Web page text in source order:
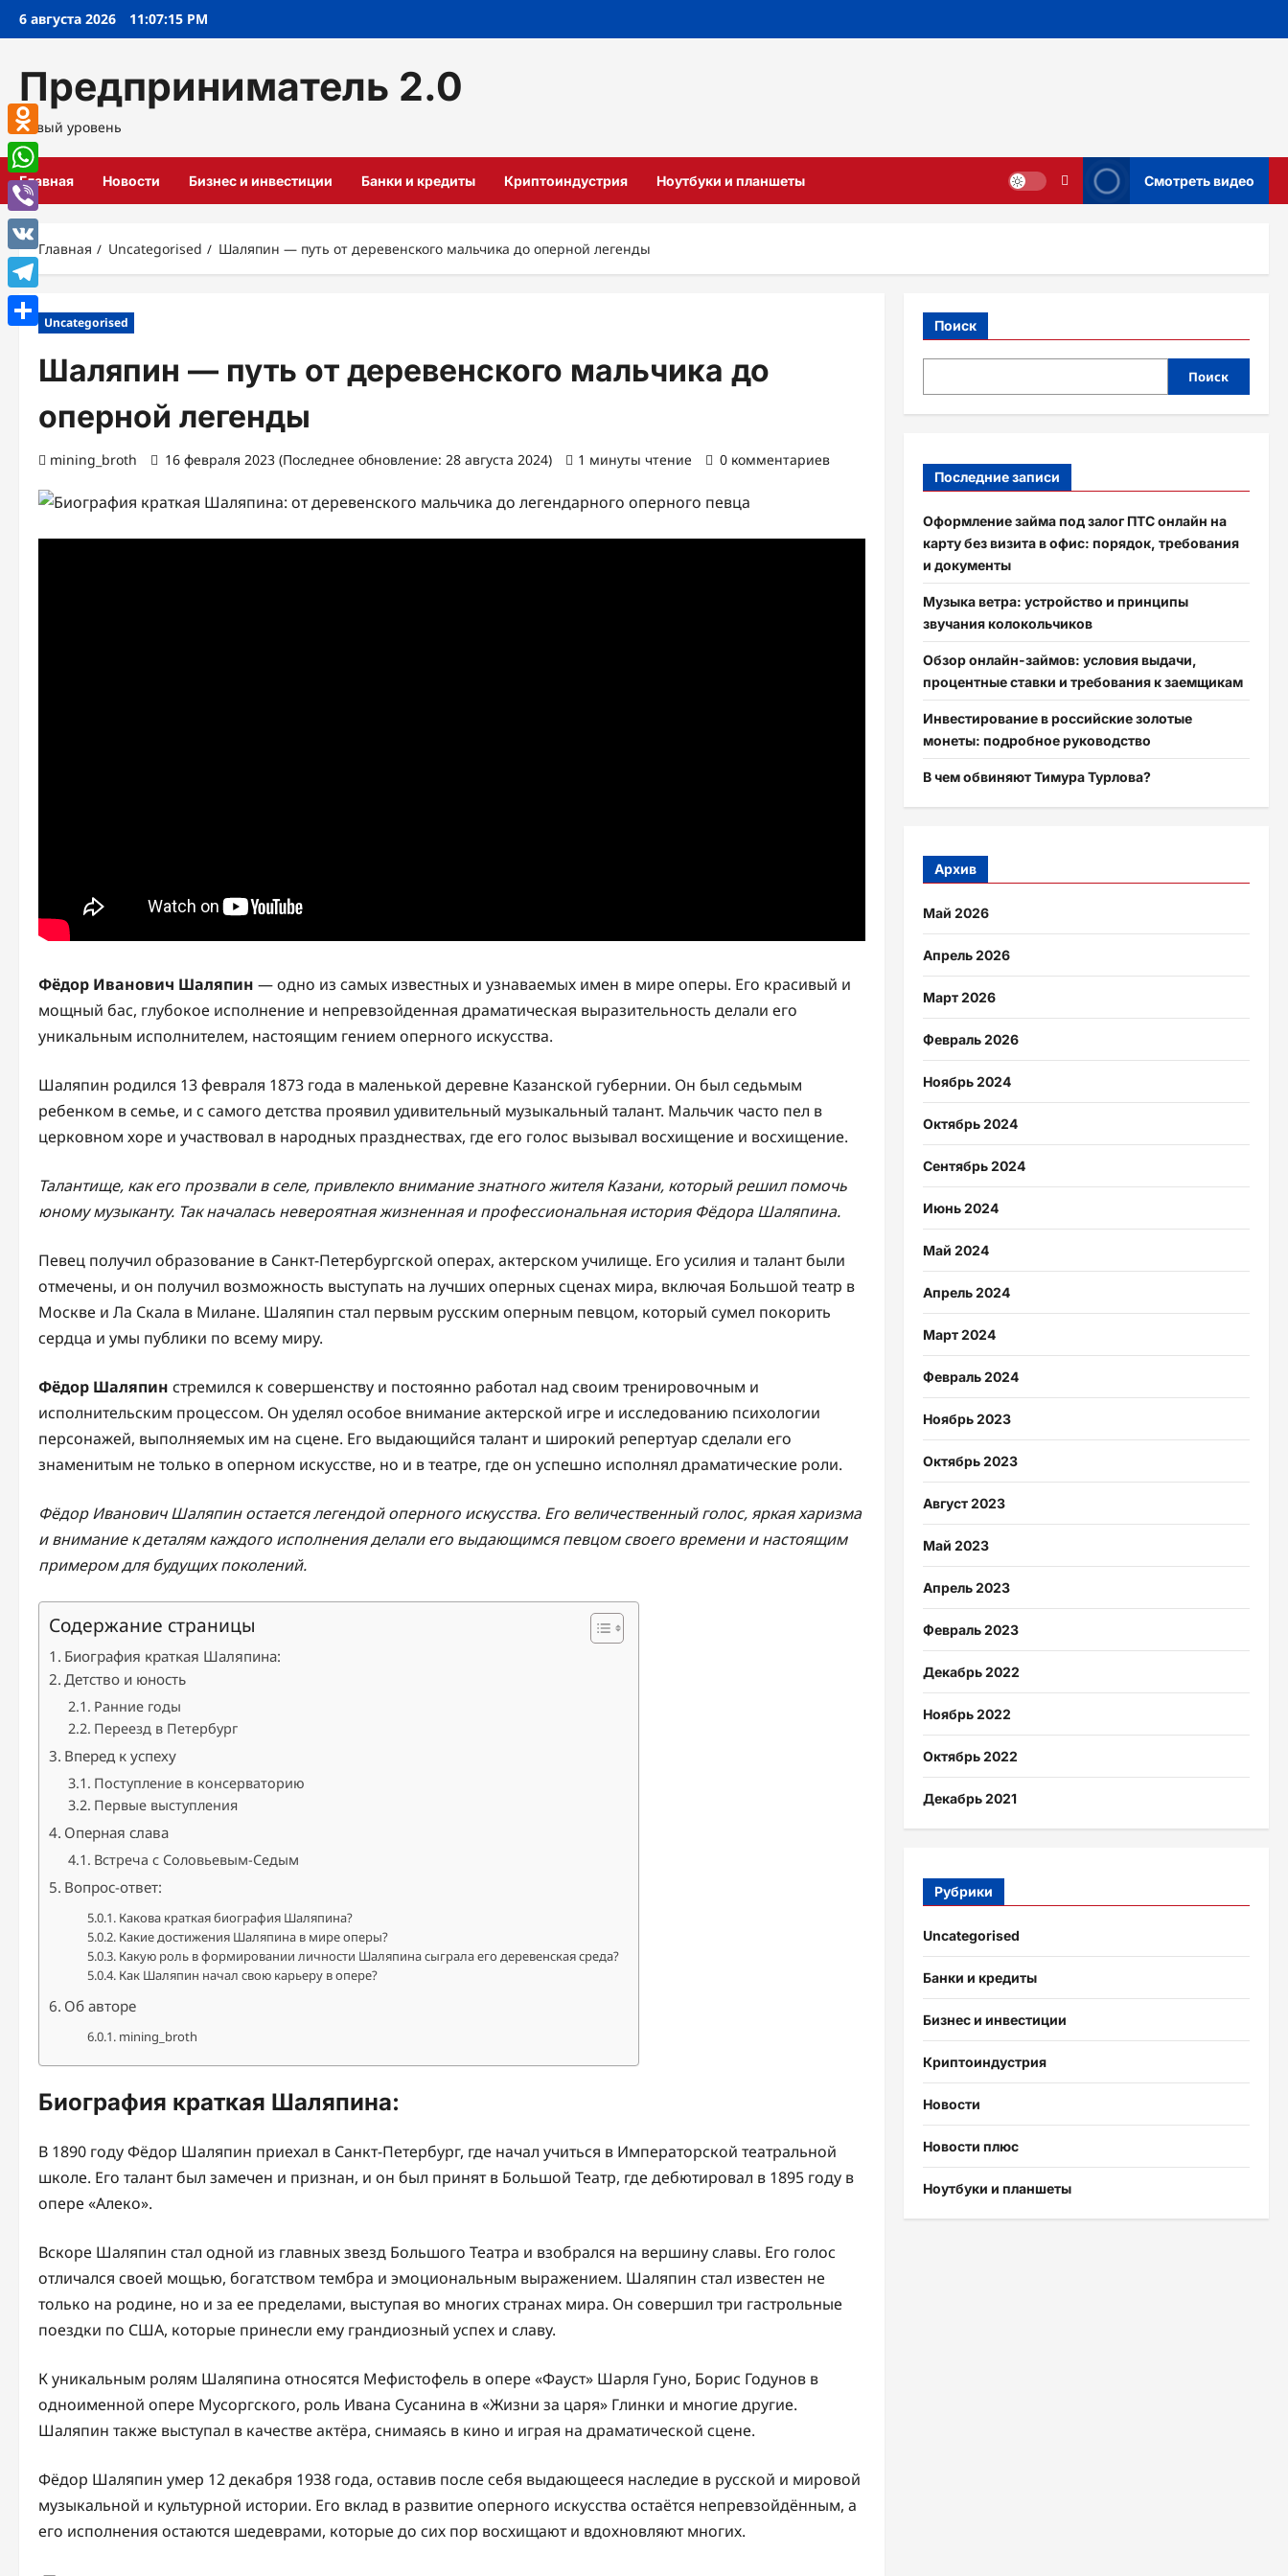
Перейти
6 августа 2026 11:07:16 PM
Предприниматель 2.0
Новый уровень
Главная Новости Бизнес и инвестиции Банки и кредиты Криптоиндустрия Ноутбуки и планшеты Смотреть видео
Главная Uncategorised Шаляпин — путь от деревенского мальчика до оперной легенды
Uncategorised
Шаляпин — путь от деревенского мальчика до
оперной легенды
mining_broth 16 февраля 2023 (Последнее обновление: 28 августа 2024) 1 минуты чтение 0 комментариев
Фёдор Иванович Шаляпин — одно из самых известных и узнаваемых имен в мире оперы. Его красивый и
мощный бас, глубокое исполнение и непревзойденная драматическая выразительность делали его
уникальным исполнителем, настоящим гением оперного искусства.
Шаляпин родился 13 февраля 1873 года в маленькой деревне Казанской губернии. Он был седьмым
ребенком в семье, и с самого детства проявил удивительный музыкальный талант. Мальчик часто пел в
церковном хоре и участвовал в народных празднествах, где его голос вызывал восхищение и восхищение.
Талантище, как его прозвали в селе, привлекло внимание знатного жителя Казани, который решил помочь
юному музыканту. Так началась невероятная жизненная и профессиональная история Фёдора Шаляпина.
Певец получил образование в Санкт-Петербургской операх, актерском училище. Его усилия и талант были
отмечены, и он получил возможность выступать на лучших оперных сценах мира, включая Большой театр в
Москве и Ла Скала в Милане. Шаляпин стал первым русским оперным певцом, который сумел покорить
сердца и умы публики по всему миру.
Фёдор Шаляпин стремился к совершенству и постоянно работал над своим тренировочным и
исполнительским процессом. Он уделял особое внимание актерской игре и исследованию психологии
персонажей, выполняемых им на сцене. Его выдающийся талант и широкий репертуар сделали его
знаменитым не только в оперном искусстве, но и в театре, где он успешно исполнял драматические роли.
Фёдор Иванович Шаляпин остается легендой оперного искусства. Его величественный голос, яркая харизма
и внимание к деталям каждого исполнения делали его выдающимся певцом своего времени и настоящим
примером для будущих поколений.
Содержание страницы
Биография краткая Шаляпина:
Детство и юность
Ранние годы
Переезд в Петербург
Вперед к успеху
Поступление в консерваторию
Первые выступления
Оперная слава
Встреча с Соловьевым-Седым
Вопрос-ответ:
Какова краткая биография Шаляпина?
Какие достижения Шаляпина в мире оперы?
Какую роль в формировании личности Шаляпина сыграла его деревенская среда?
Как Шаляпин начал свою карьеру в опере?
Об авторе
mining_broth
Биография краткая Шаляпина:
В 1890 году Фёдор Шаляпин приехал в Санкт-Петербург, где начал учиться в Императорской театральной
школе. Его талант был замечен и признан, и он был принят в Большой Театр, где дебютировал в 1895 году в
опере «Алеко».
Вскоре Шаляпин стал одной из главных звезд Большого Театра и взобрался на вершину славы. Его голос
отличался своей мощью, богатством тембра и эмоциональным выражением. Шаляпин стал известен не
только на родине, но и за ее пределами, выступая во многих странах мира. Он совершил три гастрольные
поездки по США, которые принесли ему грандиозный успех и славу.
К уникальным ролям Шаляпина относятся Мефистофель в опере «Фауст» Шарля Гуно, Борис Годунов в
одноименной опере Мусоргского, роль Ивана Сусанина в «Жизни за царя» Глинки и многие другие.
Шаляпин также выступал в качестве актёра, снимаясь в кино и играя на драматической сцене.
Фёдор Шаляпин умер 12 декабря 1938 года, оставив после себя выдающееся наследие в русской и мировой
музыкальной и культурной истории. Его вклад в развитие оперного искусства остаётся непревзойдённым, а
его исполнения остаются шедеврами, которые до сих пор восхищают и вдохновляют многих.
Поиск
Поиск
Последние записи
Оформление займа под залог ПТС онлайн на
карту без визита в офис: порядок, требования
и документы
Музыка ветра: устройство и принципы
звучания колокольчиков
Обзор онлайн-займов: условия выдачи,
процентные ставки и требования к заемщикам
Инвестирование в российские золотые
монеты: подробное руководство
В чем обвиняют Тимура Турлова?
Архив
Май 2026
Апрель 2026
Март 2026
Февраль 2026
Ноябрь 2024
Октябрь 2024
Сентябрь 2024
Июнь 2024
Май 2024
Апрель 2024
Март 2024
Февраль 2024
Ноябрь 2023
Октябрь 2023
Август 2023
Май 2023
Апрель 2023
Февраль 2023
Декабрь 2022
Ноябрь 2022
Октябрь 2022
Декабрь 2021
Рубрики
Uncategorised
Банки и кредиты
Бизнес и инвестиции
Криптоиндустрия
Новости
Новости плюс
Ноутбуки и планшеты
Odnoklassniki
WhatsApp
Viber
VK
Telegram